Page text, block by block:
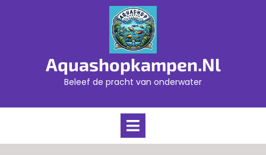
Aquashopkampen.nl
Beleef de pracht van onderwater
Open